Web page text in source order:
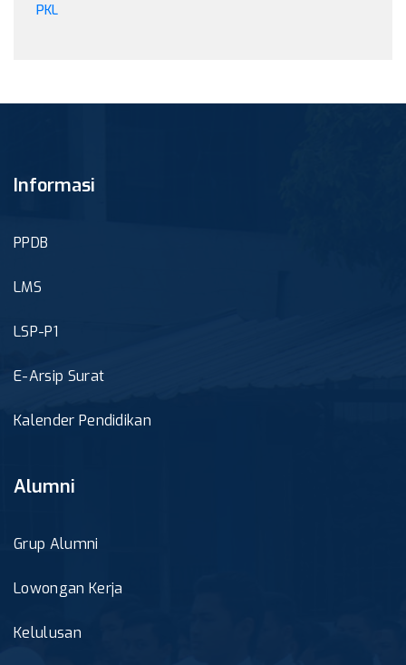
PKL
Informasi
PPDB
LMS
LSP-P1
E-Arsip Surat
Kalender Pendidikan
Alumni
Grup Alumni
Lowongan Kerja
Kelulusan